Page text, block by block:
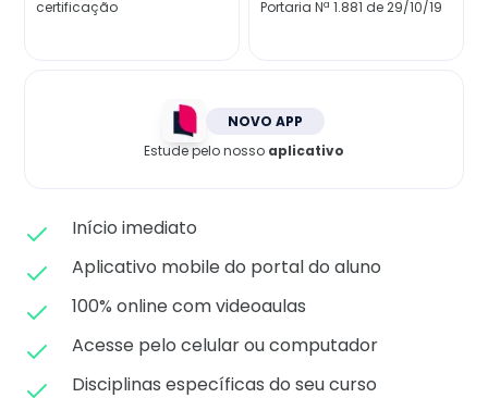
Já sou aluno
certificação
Portaria Nª 1.881 de 29/10/19
NOVO APP
Estude pelo nosso aplicativo
Início imediato
Aplicativo mobile do portal do aluno
100% online com videoaulas
Acesse pelo celular ou computador
Disciplinas específicas do seu curso